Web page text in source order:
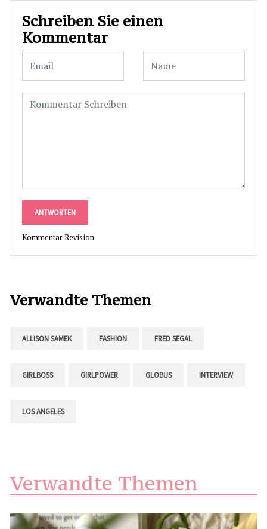
Schreiben Sie einen
Kommentar
ANTWORTEN
Kommentar Revision
Verwandte Themen
ALLISON SAMEK FASHION FRED SEGAL
GIRLBOSS GIRLPOWER GLOBUS INTERVIEW
LOS ANGELES
Verwandte Themen